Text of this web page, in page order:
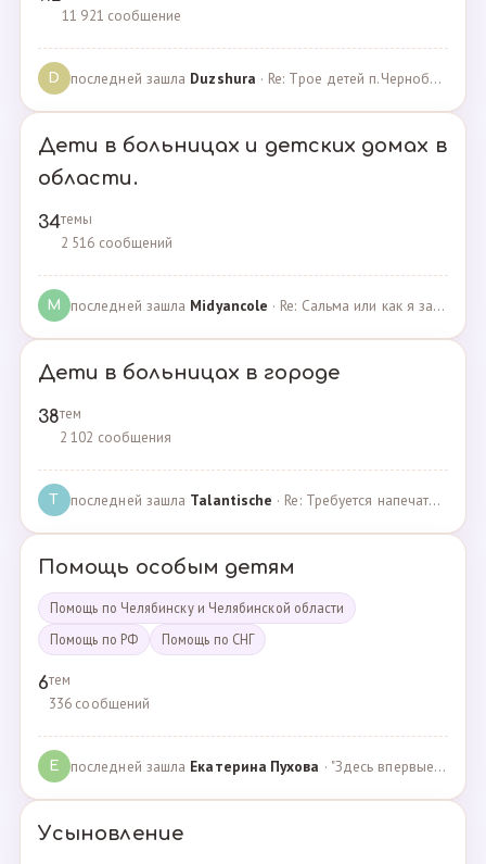
11 921 сообщение
D последней зашла Duzshura · Re: Трое детей п.Черноборский Чесменский район. · 27.06.2024
Дети в больницах и детских домах в
области.
34темы
2 516 сообщений
M последней зашла Midyancole · Re: Сальма или как я захотела помочь взросым сиротам · 16.12.2019
Дети в больницах в городе
38тем
2 102 сообщения
T последней зашла Talantische · Re: Требуется напечатать бейджики · 09.02.2024
Помощь особым детям
Помощь по Челябинску и Челябинской области
Помощь по РФ
Помощь по СНГ
6тем
336 сообщений
Е последней зашла Екатерина Пухова · "Здесь впервые поверили в моего сына и подарили над… · 09.09.2019
Усыновление